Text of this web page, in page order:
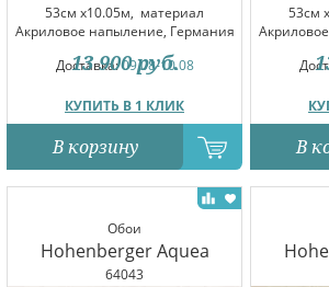
53см x10.05м, материал
Акриловое напыление, Германия
Доставка:09.08-10.08
КУПИТЬ В 1 КЛИК
13 900 руб.
В корзину
53см
В
Обои
Hohenberger Aquea
64043